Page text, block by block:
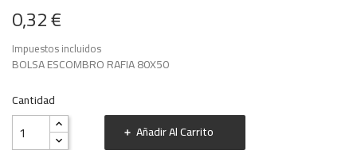
0,32 €
Impuestos incluidos
BOLSA ESCOMBRO RAFIA 80X50
Cantidad
Añadir Al Carrito